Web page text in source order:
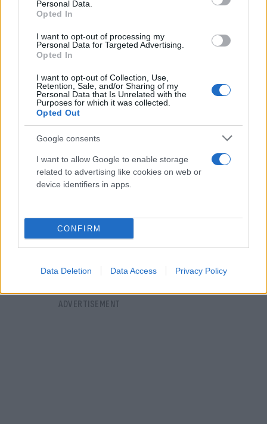
Personal Data.
Opted In
I want to opt-out of processing my
Personal Data for Targeted Advertising.
Opted In
I want to opt-out of Collection, Use,
Retention, Sale, and/or Sharing of my
Personal Data that Is Unrelated with the
Purposes for which it was collected.
Opted Out
Google consents
I want to allow Google to enable storage
related to advertising like cookies on web or
device identifiers in apps.
CONFIRM
Data Deletion Data Access Privacy Policy
Το νέο «αμερικανικό όνειρο»: Γιατί τα
πανεπιστήμια των ΗΠΑ διδάσκουν πλέον...
10.08.2026